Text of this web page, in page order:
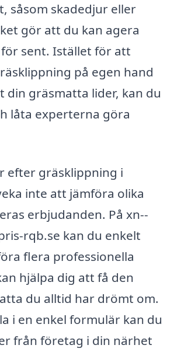
såsom skadedjur eller
gör att du kan agera
sent. Istället för att
på egen hand
din gräsmatta lider, kan du
låta experterna göra
efter gräsklippning i
inte att jämföra olika
erbjudanden. På xn--
rqb.se kan du enkelt
flera professionella
hjälpa dig att få den
du alltid har drömt om.
i en enkel formulär kan du
från företag i din närhet